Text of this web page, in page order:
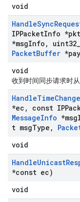
void
HandleSync
IPPacketInfo *pkt
*msgInfo , uint32
PacketBuffer
void
收到时间同步请求时
HandleTimeChange
*ec , const
MessageInfo *msg
t msgType ,
void
HandleUnicast
*const ec)
void